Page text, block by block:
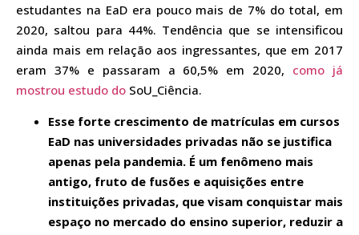
estudantes na EaD era pouco mais de 7% do total, em
2020, saltou para 44%. Tendência que se intensificou
ainda mais em relação aos ingressantes, que em 2017
eram 37% e passaram a 60,5% em 2020, como já
mostrou estudo do SoU_Ciência.
Esse forte crescimento de matrículas em cursos
EaD nas universidades privadas não se justifica
apenas pela pandemia. É um fenômeno mais
antigo, fruto de fusões e aquisições entre
instituições privadas, que visam conquistar mais
espaço no mercado do ensino superior, reduzir a